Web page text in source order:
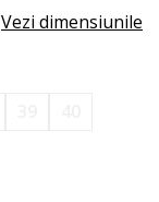
Vezi dimensiunile